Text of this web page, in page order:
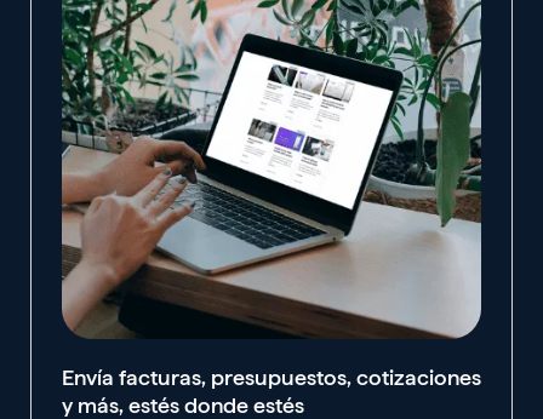
Envía facturas, presupuestos, cotizaciones
y más, estés donde estés